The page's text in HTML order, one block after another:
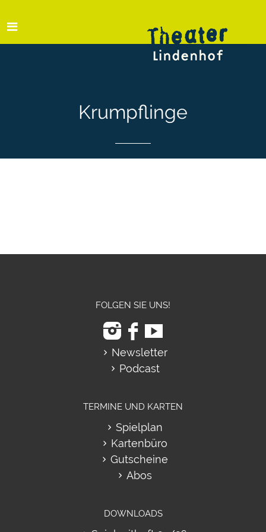
Krumpflinge
FOLGEN SIE UNS!
Newsletter
Podcast
TERMINE UND KARTEN
Spielplan
Kartenbüro
Gutscheine
Abos
DOWNLOADS